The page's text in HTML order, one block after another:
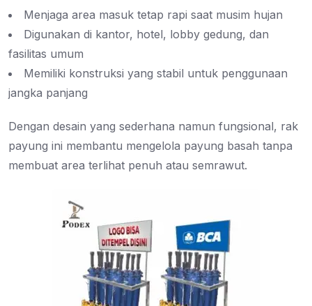
Menjaga area masuk tetap rapi saat musim hujan
Digunakan di kantor, hotel, lobby gedung, dan
fasilitas umum
Memiliki konstruksi yang stabil untuk penggunaan
jangka panjang
Dengan desain yang sederhana namun fungsional, rak
payung ini membantu mengelola payung basah tanpa
membuat area terlihat penuh atau semrawut.